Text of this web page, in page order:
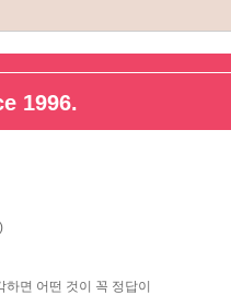
1996.
면 어떤 것이 꼭 정답이